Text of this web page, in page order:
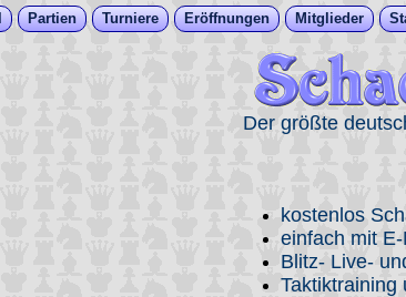
Partien Turniere Eröffnungen Mitglieder
Der größte
kostenlos
einfach mit
Blitz- Live-
Taktiktraining